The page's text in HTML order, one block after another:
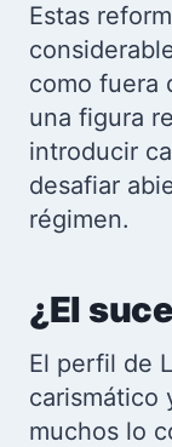
Estas
como fuera
una figura
introducir
desafiar
régimen.
¿El
El perfil de
carismático
muchos lo